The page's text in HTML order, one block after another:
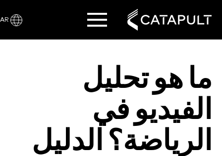
ما هو تحليل
الفيديو في
الرياضة؟ الدليل